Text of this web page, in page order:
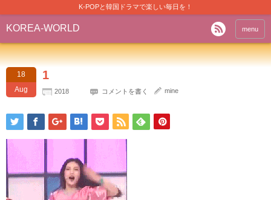
K-POPと韓国ドラマで楽しい毎日を！
KOREA-WORLD menu
18
Aug
1
2018 コメントを書く mine